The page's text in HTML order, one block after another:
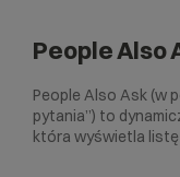
People Also
People Also Ask (w
pytania”) to
która wyświetla